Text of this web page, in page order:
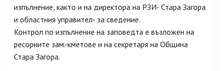
изпълнение, както и на директора на РЗИ- Стара Загора
и областния управител- за сведение.
Контрол по изпълнение на заповедта е възложен на
ресорните зам.-кметове и на секретаря на Община
Стара Загора.